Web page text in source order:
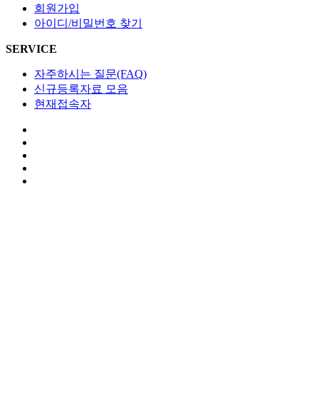
회원가입
아이디/비밀번호 찾기
SERVICE
자주하시는 질문(FAQ)
신규등록자료 모음
현재접속자